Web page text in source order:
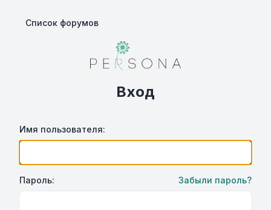
Список форумов
Вход
Имя пользователя:
Пароль: Забыли пароль?